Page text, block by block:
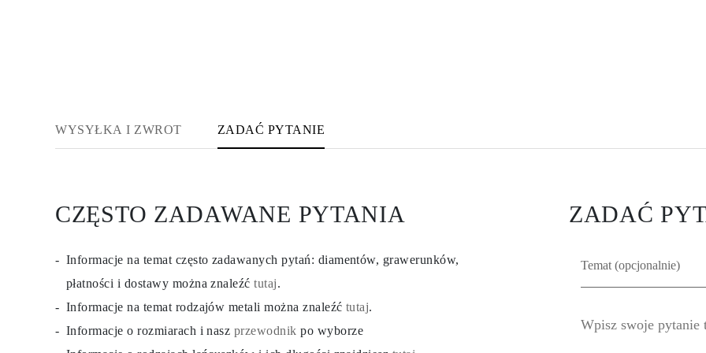
WYSYŁKA I ZWROT ZADAĆ PYTANIE
CZĘSTO ZADAWANE PYTANIA
Informacje na temat często zadawanych pytań: diamentów, grawerunków,
płatności i dostawy można znaleźćtutaj.
Informacje na temat rodzajów metali można znaleźć tutaj.
Informacje o rozmiarach i nasz przewodnik po wyborze
ZADAĆ